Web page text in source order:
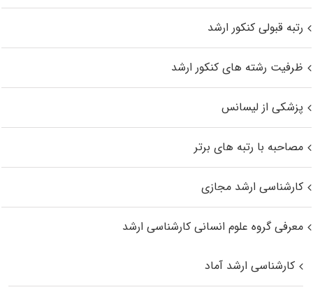
رتبه قبولی کنکور ارشد
ظرفیت رشته های کنکور ارشد
پزشکی از لیسانس
مصاحبه با رتبه های برتر
کارشناسی ارشد مجازی
معرفی گروه علوم انسانی کارشناسی ارشد
کارشناسی ارشد آماد